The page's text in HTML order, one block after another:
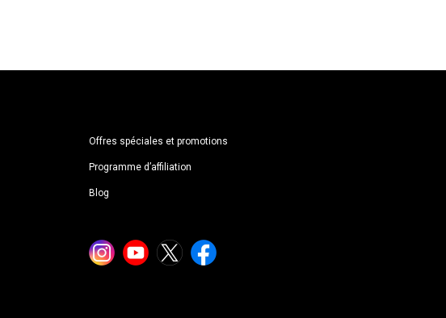
Offres spéciales et promotions
Programme d’affiliation
Blog